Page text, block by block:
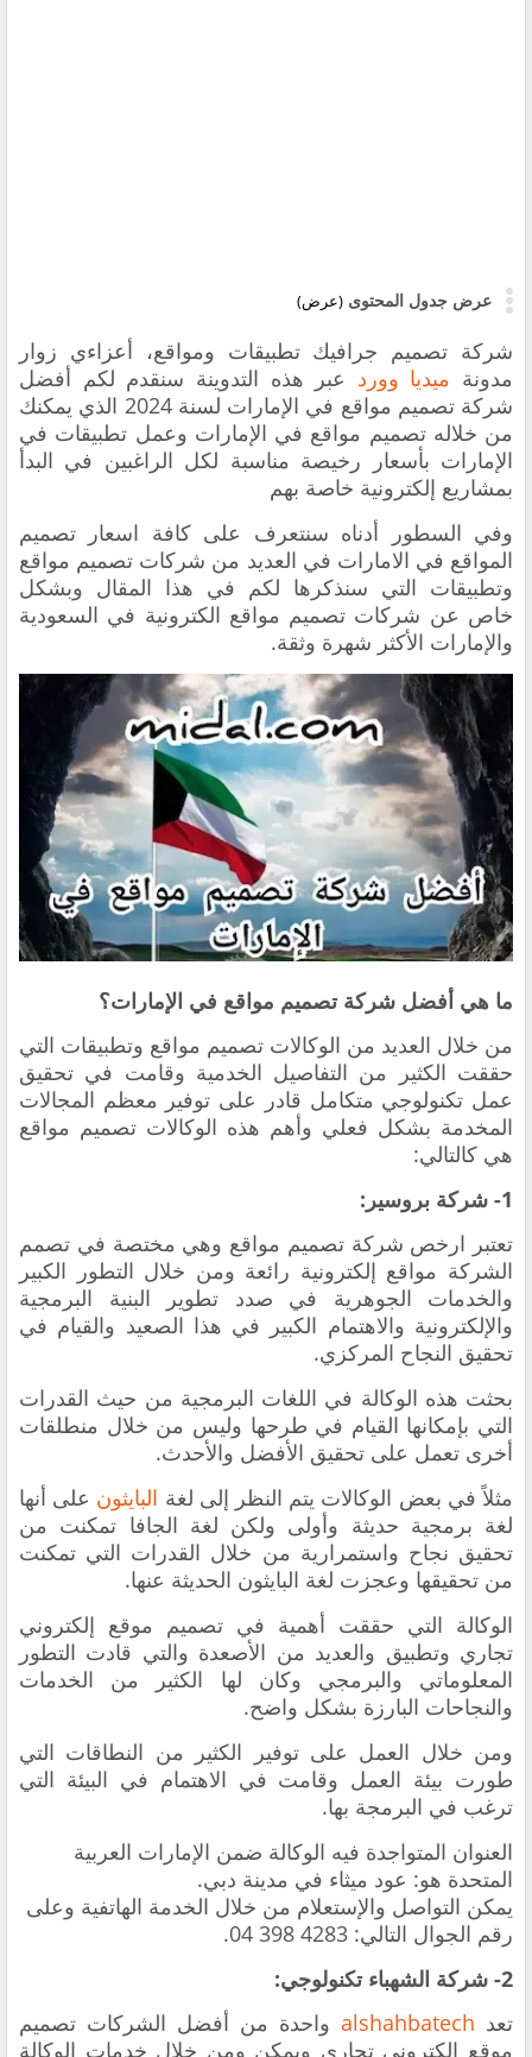
عرض جدول المحتوى (عرض)
شركة تصميم جرافيك تطبيقات ومواقع، أعزاءي زوار
مدونة ميديا وورد عبر هذه التدوينة سنقدم لكم أفضل
شركة تصميم مواقع في الإمارات لسنة 2024 الذي يمكنك
من خلاله تصميم مواقع في الإمارات وعمل تطبيقات في
الإمارات بأسعار رخيصة مناسبة لكل الراغبين في البدأ
بمشاريع إلكترونية خاصة بهم
وفي السطور أدناه سنتعرف على كافة اسعار تصميم
المواقع في الامارات في العديد من شركات تصميم مواقع
وتطبيقات التي سنذكرها لكم في هذا المقال وبشكل
خاص عن شركات تصميم مواقع الكترونية في السعودية
والإمارات الأكثر شهرة وثقة.
ما هي أفضل شركة تصميم مواقع في الإمارات؟
من خلال العديد من الوكالات تصميم مواقع وتطبيقات التي
حققت الكثير من التفاصيل الخدمية وقامت في تحقيق
عمل تكنولوجي متكامل قادر على توفير معظم المجالات
المخدمة بشكل فعلي وأهم هذه الوكالات تصميم مواقع
هي كالتالي:
1- شركة بروسير:
تعتبر ارخص شركة تصميم مواقع وهي مختصة في تصمم
الشركة مواقع إلكترونية رائعة ومن خلال التطور الكبير
والخدمات الجوهرية في صدد تطوير البنية البرمجية
والإلكترونية والاهتمام الكبير في هذا الصعيد والقيام في
تحقيق النجاح المركزي.
بحثت هذه الوكالة في اللغات البرمجية من حيث القدرات
التي بإمكانها القيام في طرحها وليس من خلال منطلقات
أخرى تعمل على تحقيق الأفضل والأحدث.
مثلاً في بعض الوكالات يتم النظر إلى لغة البايثون على أنها
لغة برمجية حديثة وأولى ولكن لغة الجافا تمكنت من
تحقيق نجاح واستمرارية من خلال القدرات التي تمكنت
من تحقيقها وعجزت لغة البايثون الحديثة عنها.
الوكالة التي حققت أهمية في تصميم موقع إلكتروني
تجاري وتطبيق والعديد من الأصعدة والتي قادت التطور
المعلوماتي والبرمجي وكان لها الكثير من الخدمات
والنجاحات البارزة بشكل واضح.
ومن خلال العمل على توفير الكثير من النطاقات التي
طورت بيئة العمل وقامت في الاهتمام في البيئة التي
ترغب في البرمجة بها.
العنوان المتواجدة فيه الوكالة ضمن الإمارات العربية
المتحدة هو: عود ميثاء في مدينة دبي.
يمكن التواصل والإستعلام من خلال الخدمة الهاتفية وعلى
رقم الجوال التالي: 4283 398 04.
2- شركة الشهباء تكنولوجي:
تعد alshahbatech واحدة من أفضل الشركات تصميم
موقع إلكتروني تجاري ويمكن ومن خلال خدمات الوكالة